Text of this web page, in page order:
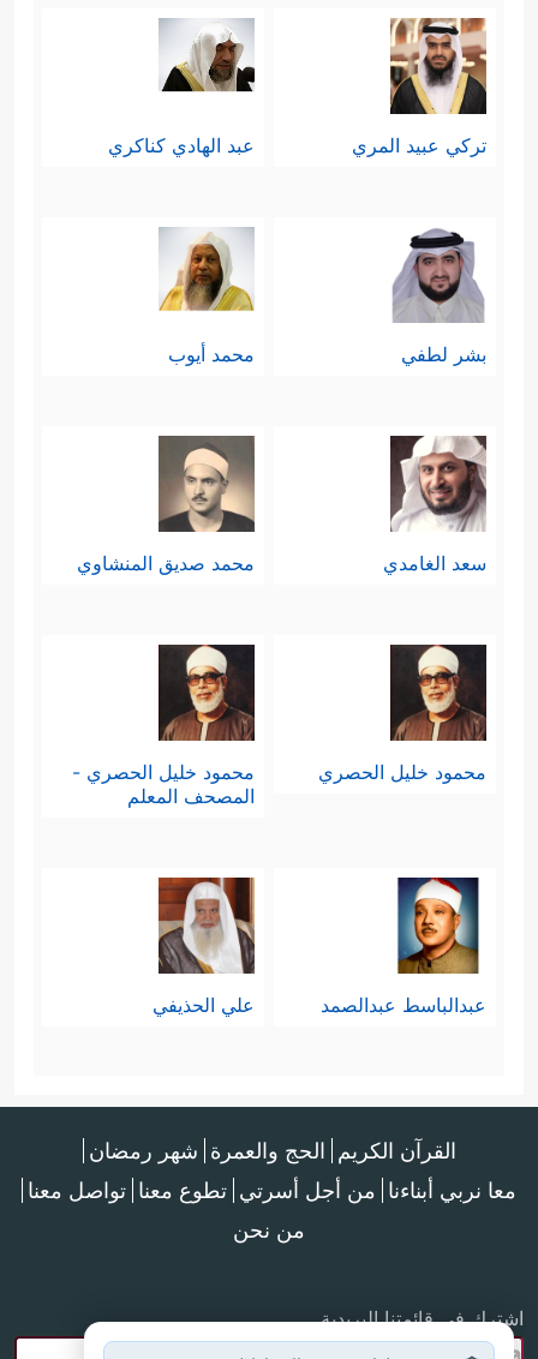
تركي عبيد المري عبد الهادي كناكري
بشر لطفي محمد أيوب
سعد الغامدي محمد صديق المنشاوي
محمود خليل الحصري
محمود خليل الحصري -
المصحف المعلم
عبدالباسط عبدالصمد علي الحذيفي
القرآن الكريم الحج والعمرة شهر رمضان
معا نربي أبناءنا من أجل أسرتي تطوع معنا تواصل معنا
من نحن
اشترك في قائمتنا البريدية